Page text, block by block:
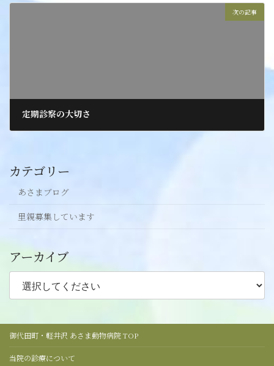
次の記事
定期診察の大切さ
2022年2月5日
カテゴリー
あさまブログ
里親募集しています
アーカイブ
御代田町・軽井沢 あさま動物病院 TOP
当院の診療について